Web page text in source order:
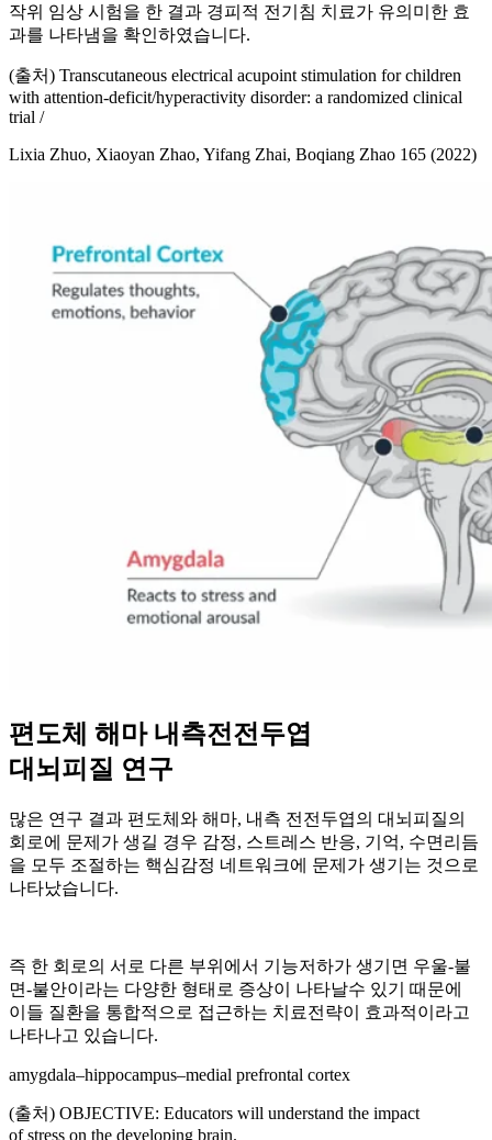
작위 임상 시험을 한 결과 경피적 전기침 치료가 유의미한 효
과를 나타냄을 확인하였습니다.
(출처) Transcutaneous electrical acupoint stimulation for children
with attention-deficit/hyperactivity disorder: a randomized clinical
trial /
Lixia Zhuo, Xiaoyan Zhao, Yifang Zhai, Boqiang Zhao 165 (2022)
편도체 해마 내측전전두엽
대뇌피질 연구
많은 연구 결과 편도체와 해마, 내측 전전두엽의 대뇌피질의
회로에 문제가 생길 경우 감정, 스트레스 반응, 기억, 수면리듬
을 모두 조절하는 핵심감정 네트워크에 문제가 생기는 것으로
나타났습니다.
즉 한 회로의 서로 다른 부위에서 기능저하가 생기면 우울-불
면-불안이라는 다양한 형태로 증상이 나타날수 있기 때문에
이들 질환을 통합적으로 접근하는 치료전략이 효과적이라고
나타나고 있습니다.
amygdala–hippocampus–medial prefrontal cortex
(출처) OBJECTIVE: Educators will understand the impact
of stress on the developing brain.